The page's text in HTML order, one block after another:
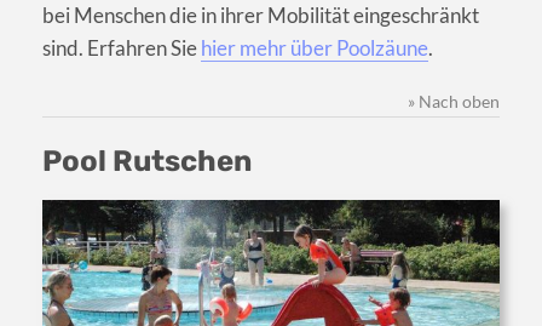
bei Menschen die in ihrer Mobilität eingeschränkt
sind. Erfahren Siehier mehr über Poolzäune.
» Nach oben
Pool Rutschen